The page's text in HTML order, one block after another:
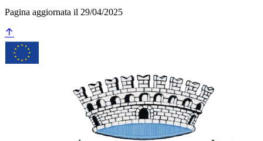
Pagina aggiornata il 29/04/2025